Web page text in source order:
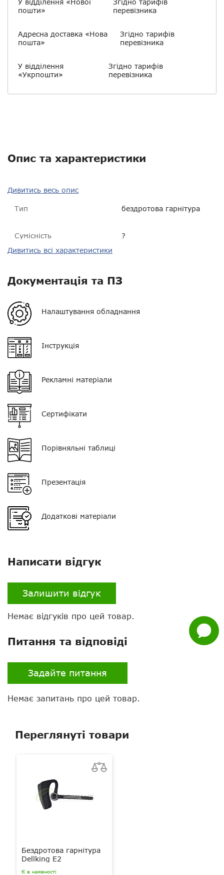
Задати
питання
У відділення «Нової
пошти»
Згідно тарифів
перевізника
Адресна доставка «Нова
пошта»
Згідно тарифів
перевізника
У відділення
«Укрпошти»
Згідно тарифів
перевізника
Опис та характеристики
Дивитись весь опис
Тип бездротова гарнітура
Сумісність ?
Орієнтовна дальність у
Пиловологозахист ?
Комплектація
Гарантія
Bluetooth
Регулятор гучності
Колір
Час роботи
Тип навушника
Час зарядки
Дивитись всі характеристики
Документація та ПЗ
Налаштування обладнання
Інструкція
Рекламні матеріали
Сертифікати
Порівняльні таблиці
Презентація
Додаткові матеріали
Написати відгук
Залишити відгук
Немає відгуків про цей товар.
Питання та відповіді
Задайте питання
Немає запитань про цей товар.
Переглянуті товари
Бездротова гарнітура
Dellking E2
Є в наявності